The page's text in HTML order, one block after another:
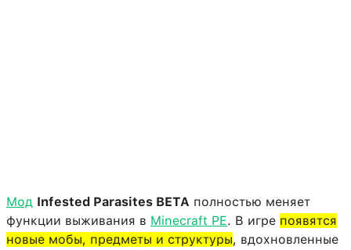
Мод Infested Parasites BETA полностью меняет
функции выживания в Minecraft PE. В игре появятся
новые мобы, предметы и структуры, вдохновленные